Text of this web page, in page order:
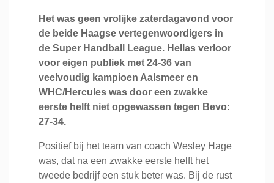
Het was geen vrolijke zaterdagavond voor
de beide Haagse vertegenwoordigers in
de Super Handball League. Hellas verloor
voor eigen publiek met 24-36 van
veelvoudig kampioen Aalsmeer en
WHC/Hercules was door een zwakke
eerste helft niet opgewassen tegen Bevo:
27-34.
Positief bij het team van coach Wesley Hage
was, dat na een zwakke eerste helft het
tweede bedrijf een stuk beter was. Bij de rust